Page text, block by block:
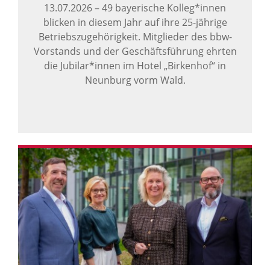
13.07.2026–49 bayerische Kolleg*innen
blicken in diesem Jahr auf ihre 25-jährige
Betriebszugehörigkeit. Mitglieder des bbw-
Vorstands und der Geschäftsführung ehrten
die Jubilar*innen im Hotel „Birkenhof“ in
Neunburg vorm Wald.